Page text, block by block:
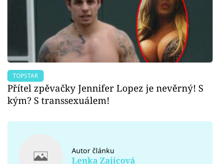
TOPSTAR
Přítel zpěvačky Jennifer Lopez je nevěrný! S
kým? S transsexuálem!
Autor článku
Lenka Zajícová